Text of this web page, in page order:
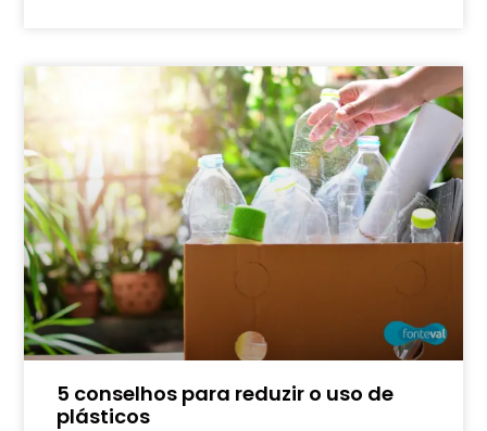
5 conselhos para reduzir o uso de
plásticos